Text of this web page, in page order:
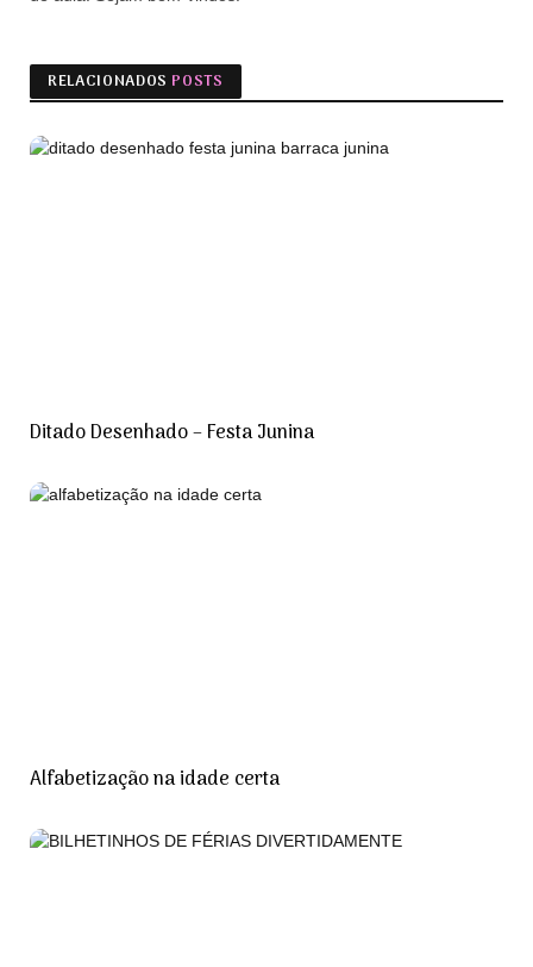
RELACIONADOS POSTS
Ditado Desenhado – Festa Junina
Alfabetização na idade certa